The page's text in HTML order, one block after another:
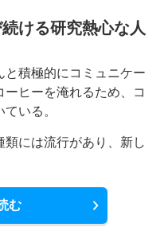
ける研究熱心な人
積極的にコミュニケー
ヒーを淹れるため、コ
いる。
には流行があり、新し
む